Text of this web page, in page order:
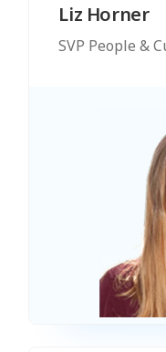
Liz Horner
SVP People &